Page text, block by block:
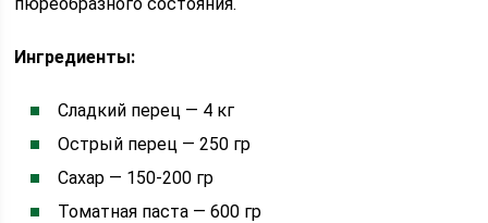
Ингредиенты:
Сладкий перец — 4 кг
Острый перец — 250 гр
Сахар — 150-200 гр
Томатная паста — 600 гр